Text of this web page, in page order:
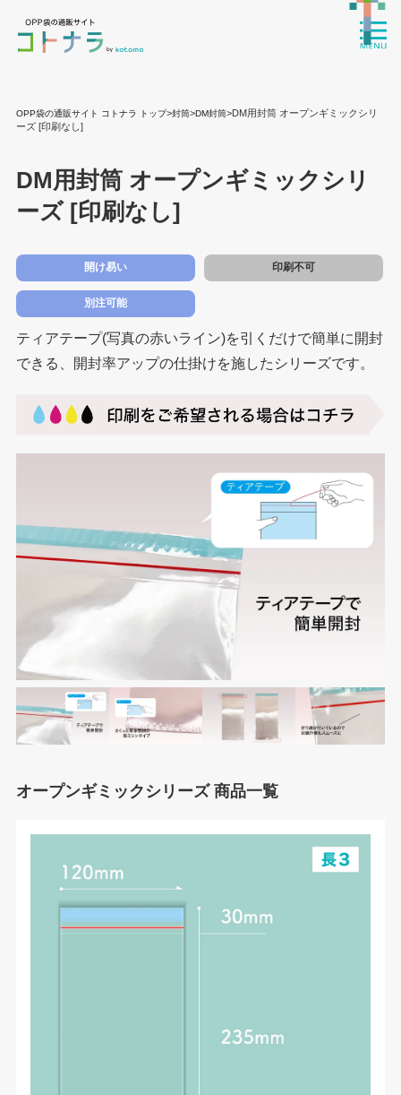
OPP袋の通販サイト コトナラ トップ>封筒>DM封筒>DM用封筒 オープンギミックシリ
ーズ [印刷なし]
DM用封筒 オープンギミックシリ
ーズ [印刷なし]
開け易い 印刷不可
別注可能
ティアテープ(写真の赤いライン)を引くだけで簡単に開封
できる、開封率アップの仕掛けを施したシリーズです。
オープンギミックシリーズ 商品一覧